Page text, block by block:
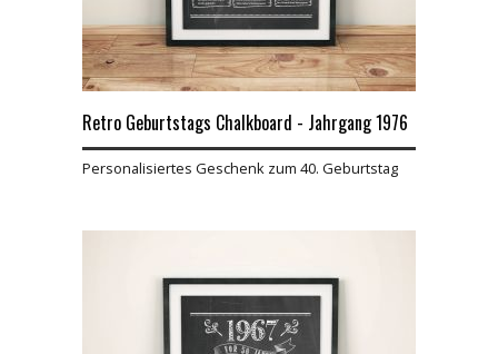
Retro Geburtstags Chalkboard - Jahrgang 1976
Personalisiertes Geschenk zum 40. Geburtstag